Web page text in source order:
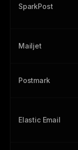
SparkPost
Mailjet
Postmark
Elastic Email